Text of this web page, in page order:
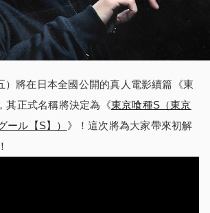
）將在日本全國公開的真人電影續篇《東
其正式名稱將決定為《東京喰種S（東京
ル【S】） 》！這次將為大家帶來初解